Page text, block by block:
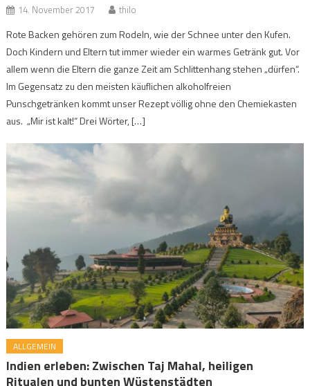
14. November 2017 thilo
Rote Backen gehören zum Rodeln, wie der Schnee unter den Kufen.
Doch Kindern und Eltern tut immer wieder ein warmes Getränk gut. Vor
allem wenn die Eltern die ganze Zeit am Schlittenhang stehen „dürfen“.
Im Gegensatz zu den meisten käuflichen alkoholfreien
Punschgetränken kommt unser Rezept völlig ohne den Chemiekasten
aus. „Mir ist kalt!“ Drei Wörter, […]
ALLGEMEIN
Indien erleben: Zwischen Taj Mahal, heiligen
Ritualen und bunten Wüstenstädten